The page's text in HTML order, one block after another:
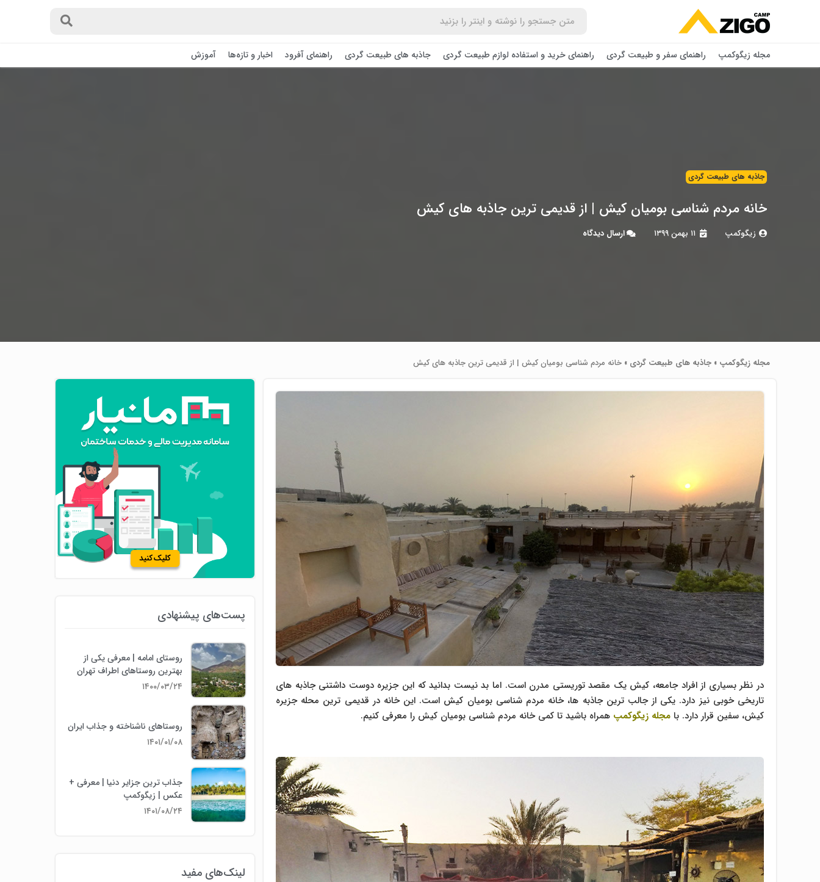
مجله زیگوکمپ راهنمای سفر و طبیعت گردی راهنمای خرید و استفاده لوازم طبیعت ‌گردی جاذبه های طبیعت گردی راهنمای آفرود اخبار و تازه‌ها آموزش
جاذبه های طبیعت گردی
خانه مردم شناسی بومیان کیش | از قدیمی ترین جاذبه های کیش
زیگوکمپ ۱۱ بهمن ۱۳۹۹ ارسال دیدگاه
مجله زیگوکمپ » جاذبه های طبیعت گردی » خانه مردم شناسی بومیان کیش | از قدیمی ترین جاذبه های کیش
در نظر بسیاری از افراد جامعه، کیش یک مقصد توریستی مدرن است. اما بد نیست بدانید که این جزیره دوست داشتنی جاذبه های
تاریخی خوبی نیز دارد. یکی از جالب ترین جاذبه ها، خانه مردم شناسی بومیان کیش است. این خانه در قدیمی ترین محله جزیره
کیش، سفین قرار دارد. با مجله زیگوکمپ همراه باشید تا کمی خانه مردم شناسی بومیان کیش را معرفی کنیم.
پست‌های پیشنهادی
روستای امامه | معرفی یکی از
بهترین روستاهای اطراف تهران
۱۴۰۰/۰۳/۲۴
روستاهای ناشناخته و جذاب ایران
۱۴۰۱/۰۱/۰۸
جذاب ترین جزایر دنیا | معرفی +
عکس | زیگوکمپ
۱۴۰۱/۰۸/۲۴
لینک‌های مفید